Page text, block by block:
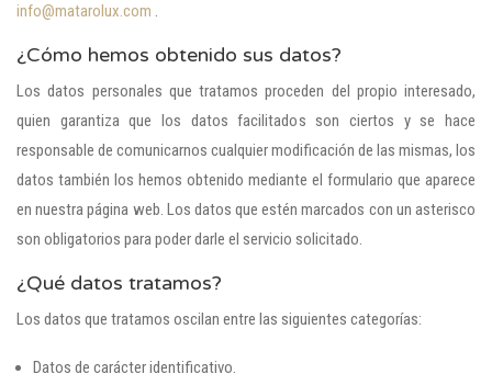
info@matarolux.com .
¿Cómo hemos obtenido sus datos?
Los datos personales que tratamos proceden del propio interesado,
quien garantiza que los datos facilitados son ciertos y se hace
responsable de comunicarnos cualquier modificación de las mismas, los
datos también los hemos obtenido mediante el formulario que aparece
en nuestra página web. Los datos que estén marcados con un asterisco
son obligatorios para poder darle el servicio solicitado.
¿Qué datos tratamos?
Los datos que tratamos oscilan entre las siguientes categorías:
Datos de carácter identificativo.